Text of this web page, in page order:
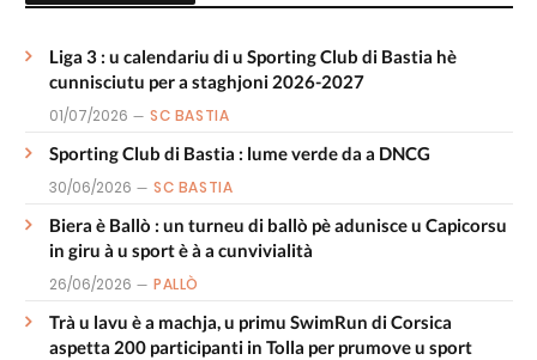
Liga 3 : u calendariu di u Sporting Club di Bastia hè
cunnisciutu per a staghjoni 2026-2027
01/07/2026 SC BASTIA
Sporting Club di Bastia : lume verde da a DNCG
30/06/2026 SC BASTIA
Biera è Ballò : un turneu di ballò pè adunisce u Capicorsu
in giru à u sport è à a cunvivialità
26/06/2026 PALLÒ
Trà u lavu è a machja, u primu SwimRun di Corsica
aspetta 200 participanti in Tolla per prumove u sport